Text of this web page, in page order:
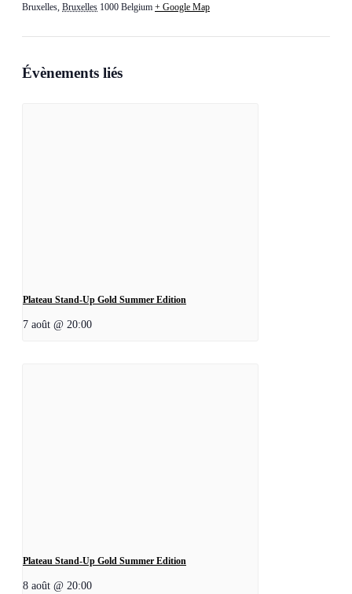
Bruxelles, Bruxelles 1000 Belgium + Google Map
Évènements liés
Plateau Stand-Up Gold Summer Edition
7 août @ 20:00
Plateau Stand-Up Gold Summer Edition
8 août @ 20:00